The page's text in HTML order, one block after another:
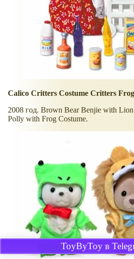
Calico Critters Costume Critters
2008 год. Brown Bear Benjie with
Polly with Frog Costume.
ToyByToy в